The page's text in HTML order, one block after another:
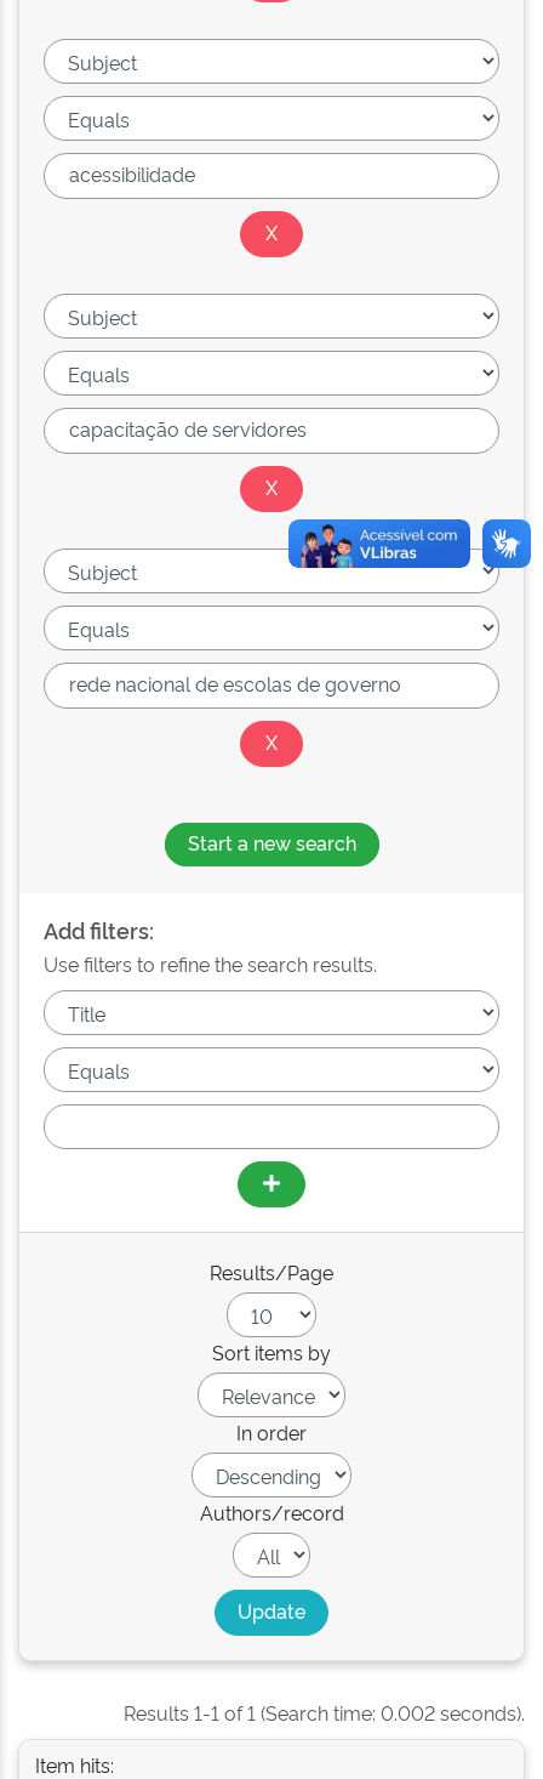
Start a new search
Add filters:
Use filters to refine the search results.
Results/Page
Sort items by
In order
Authors/record
Results 1-1 of 1 (Search time: 0.002 seconds).
Item hits: